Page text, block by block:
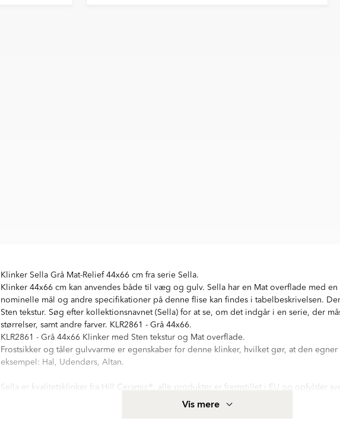
Klinker Sella Grå Mat-Relief 44x66 cm fra serie Sella.
Klinker 44x66 cm kan anvendes både til væg og gulv. Sella har en Mat overflade med en
nominelle mål og andre specifikationer på denne flise kan findes i tabelbeskrivelsen.
Sten tekstur. Søg efter kollektionsnavnet (Sella) for at se, om det indgår i en serie, der
størrelser, samt andre farver. KLR2861 - Grå 44x66.
KLR2861 - Grå 44x66 Klinker med Sten tekstur og Mat overflade.
Frostsikker og tåler gulvvarme er egenskaber for denne klinker, hvilket gør, at den
eksempel: Hal, Udendørs, Altan.
Sella er kvalitetsklinker fra Hill Ceramic®, alle produkter er fremstillet i EU og opfylder
byggestandard for kakel og klinker. Mere produktspecifikation for Klinker Sella Grå Mat-
Vis mere